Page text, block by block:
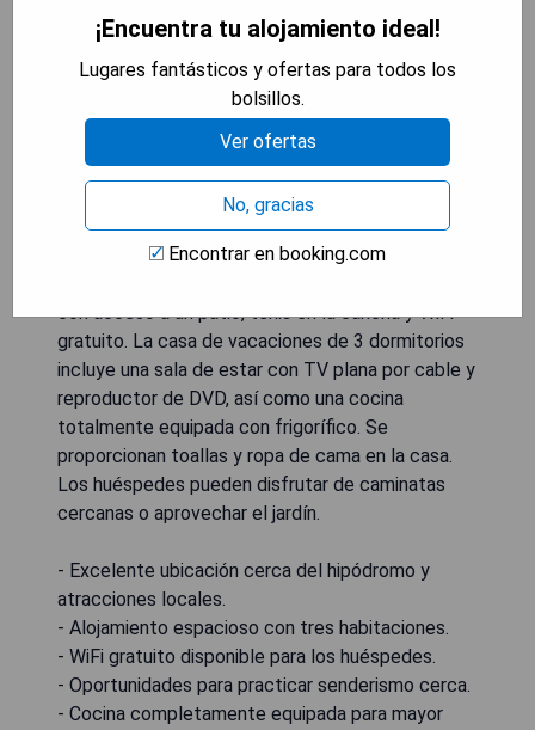
Situado a 1.4 km del hipódromo de Chester, a 6.1
km del zoológico de Chester y a 32 km del Albert
Dock, el hotel 30 Overleigh Road ofrece
con acceso a un patio, tenis en la cancha y WiFi
gratuito. La casa de vacaciones de 3 dormitorios
incluye una sala de estar con TV plana por cable y
reproductor de DVD, así como una cocina
totalmente equipada con frigorífico. Se
proporcionan toallas y ropa de cama en la casa.
Los huéspedes pueden disfrutar de caminatas
cercanas o aprovechar el jardín.
- Excelente ubicación cerca del hipódromo y
atracciones locales.
- Alojamiento espacioso con tres habitaciones.
- WiFi gratuito disponible para los huéspedes.
- Oportunidades para practicar senderismo cerca.
- Cocina completamente equipada para mayor
¡Encuentra tu alojamiento ideal!
Lugares fantásticos y ofertas para todos los
bolsillos.
Ver ofertas
No, gracias
Encontrar en booking.com